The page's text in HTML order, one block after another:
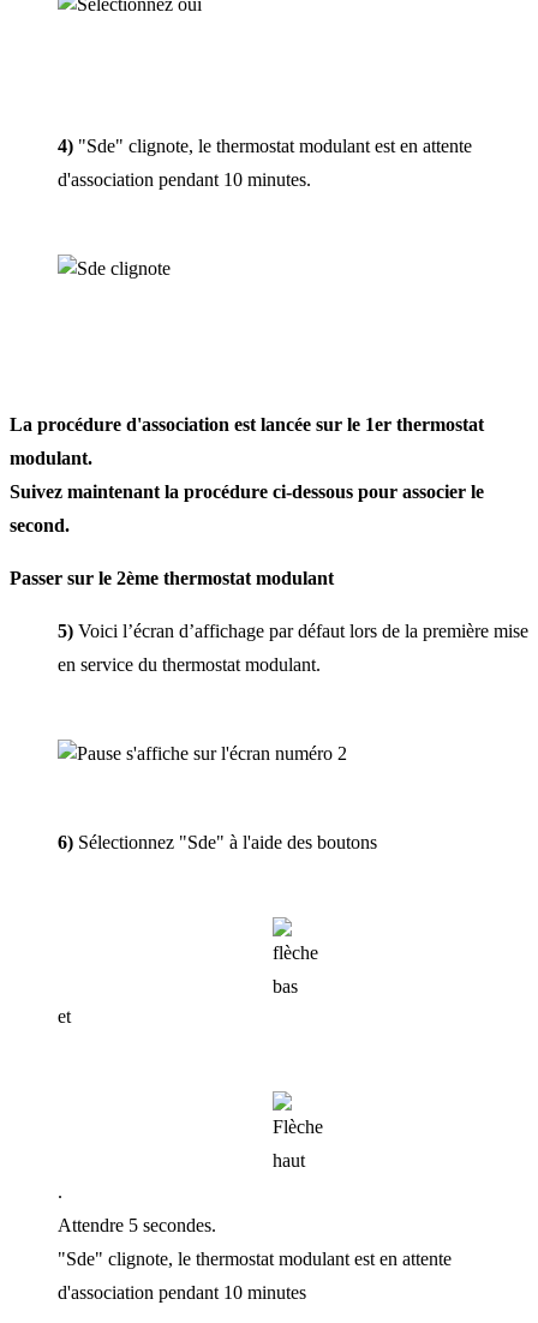
4) "Sde" clignote, le thermostat modulant est en attente
d'association pendant 10 minutes.
La procédure d'association est lancée sur le 1er thermostat
modulant.
Suivez maintenant la procédure ci-dessous pour associer le
second.
Passer sur le 2ème thermostat modulant
5) Voici l’écran d’affichage par défaut lors de la première mise
en service du thermostat modulant.
6) Sélectionnez "Sde" à l'aide des boutons
et
.
Attendre 5 secondes.
"Sde" clignote, le thermostat modulant est en attente
d'association pendant 10 minutes